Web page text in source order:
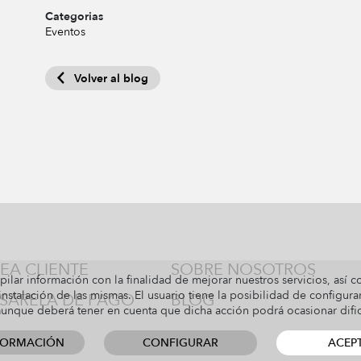
Categorias
Eventos
Volver al blog
CLIENTE
DE PAGO
SOBRE NOSOTROS
BLOG
información con la finalidad de mejorar nuestros servicios, así
de las mismas. El usuario tiene la posibilidad de
deberá tener en cuenta que dicha acción podrá ocasionar
CONFIGURAR